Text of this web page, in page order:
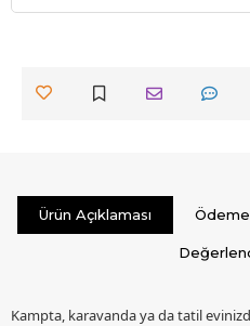
Ürün Açıklaması
Kampta, karavanda ya da tatil